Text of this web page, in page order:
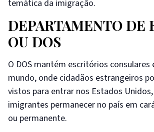
temática da imigração.
DEPARTAMENTO DE
OU DOS
O DOS mantém escritórios consulares
mundo, onde cidadãos estrangeiros
vistos para entrar nos Estados
imigrantes permanecer no país em
ou permanente.